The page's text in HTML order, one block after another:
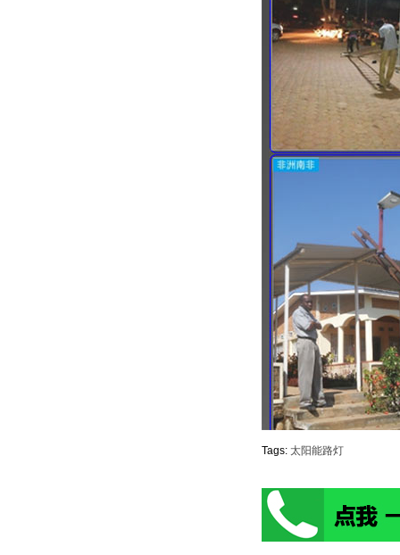
Tags:太阳能路灯